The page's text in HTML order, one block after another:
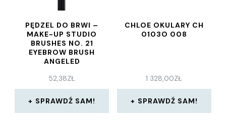
PĘDZEL DO BRWI –
MAKE-UP STUDIO
BRUSHES NO. 21
EYEBROW BRUSH
ANGELED
52,38ZŁ
SPRAWDŹ SAM!
CHLOE OKULARY CH
0103O 008
1 328,00ZŁ
SPRAWDŹ SAM!